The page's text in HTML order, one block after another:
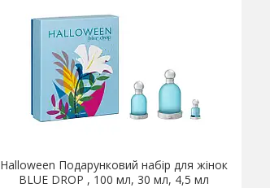
Halloween Подарунковий набір для жінок
BLUE DROP , 100 мл, 30 мл, 4,5 мл